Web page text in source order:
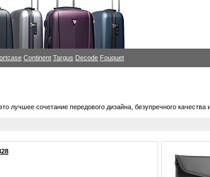
Continent Targus Decode Fouquet
лучшее сочетание передового дизайна, безупречного качества